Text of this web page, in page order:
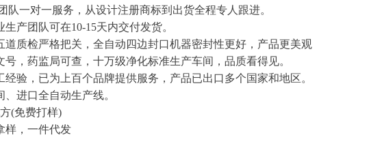
队一对一服务，从设计注册商标到出货全程专人跟进。
产团队可在10-15天内交付发货。
道质检严格把关，全自动四边封口机器密封性更好，产品更美观
，药监局可查，十万级净化标准生产车间，品质看得见。
经验，已为上百个品牌提供服务，产品已出口多个国家和地区。
进口全自动生产线。
(免费打样)
样，一件代发